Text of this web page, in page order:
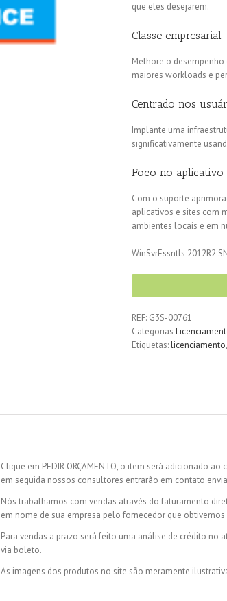
que eles desejarem.
Classe empresarial
Melhore o desempenho
maiores workloads e
Centrado nos
Implante uma
significativamente
Foco no aplicativo
Com o suporte
aplicativos e sites com
ambientes locais e em
WinSvrEssntls 2012R2
REF: G3S-00761
Categorias
Etiquetas:licenciamento,
Clique em PEDIR ORÇAMENTO, o item será adicionado
em seguida nossos consultores entrarão em contato
Nós trabalhamos com vendas através do faturamento
em nome de sua empresa pelo fornecedor que
Para vendas a prazo será feito uma análise de crédito
via boleto.
As imagens dos produtos no site são meramente